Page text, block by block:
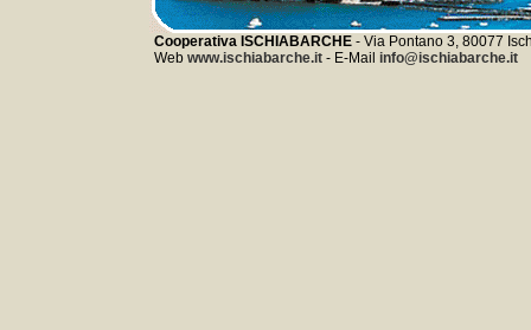
Cooperativa ISCHIABARCHE - Via Pontano 3, 80077
Web www.ischiabarche.it - E-Mail info@ischiabarche.it